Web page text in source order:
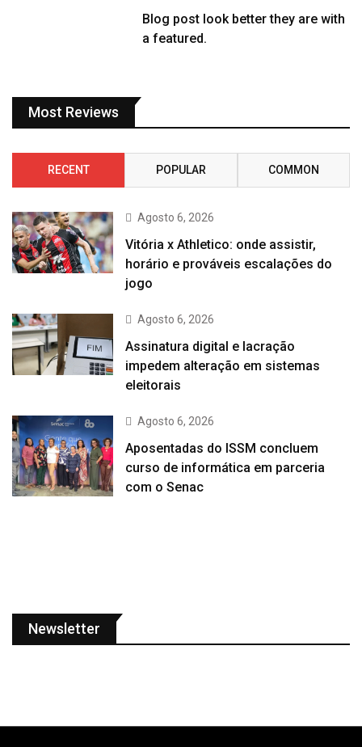
Blog post look better they are with
a featured.
Most Reviews
RECENT POPULAR COMMON
Agosto 6, 2026
Vitória x Athletico: onde assistir,
horário e prováveis escalações do
jogo
Agosto 6, 2026
Assinatura digital e lacração
impedem alteração em sistemas
eleitorais
Agosto 6, 2026
Aposentadas do ISSM concluem
curso de informática em parceria
com o Senac
Newsletter